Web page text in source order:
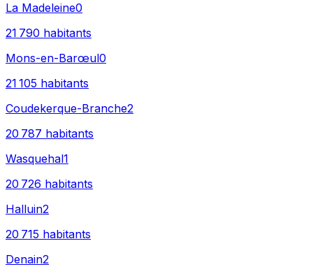
La Madeleine0
21 790 habitants
Mons-en-Barœul0
21 105 habitants
Coudekerque-Branche2
20 787 habitants
Wasquehal1
20 726 habitants
Halluin2
20 715 habitants
Denain2